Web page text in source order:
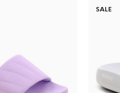
SALE